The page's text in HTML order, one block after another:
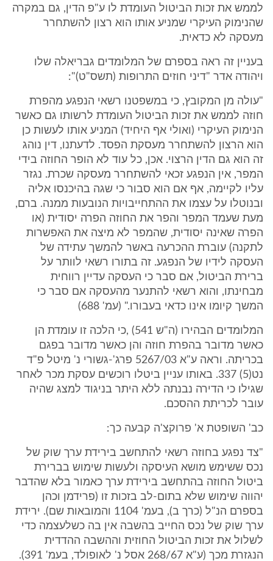
לממש את זכות הביטול העומדת לו ע"פ הדין, גם במקרה
שהנימוק העיקרי שמניע אותו הוא רצון להשתחרר
מעסקה לא כדאית.
בעניין זה ראה בספרם של המלומדים גבריאלה שלו
ויהודה אדר "דיני חוזים התרופות (תשס"ט)":
"עולה מן המקובץ, כי במשפטנו רשאי הנפגע מהפרת
חוזה לממש את זכות הביטול העומדת לרשותו גם כאשר
הנימוק העיקרי (ואולי אף היחיד) המניע אותו לעשות כן
הוא הרצון להשתחרר מעסקת הפסד. לדעתנו, דין נוהג
זה הוא גם הדין הרצוי. אכן, כל עוד לא הופר החוזה בידי
המפר, אין הנפגע זכאי להשתחרר מעסקה שכרת. נגזר
עליו לקיימה, אף אם הוא סבור כי שגה בהיכנסו אליה
ובנוטלו על עצמו את ההתחייבויות הנובעות ממנה. ברם,
מעת שעמד המפר והפר את החוזה הפרה יסודית (או
הפרה שאינה יסודית, שהמפר לא מיצה את האפשרות
לתקנה) עוברת ההכרעה באשר להמשך עתידה של
העסקה לידיו של הנפגע. זה בתורו רשאי לוותר על
ברירת הביטול, אם סבר כי העסקה עדיין רווחית
מבחינתו, והוא רשאי להתנער מהעסקה אם סבר כי
המשך קיומו אינו כדאי בעבורו." (עמ' 688)
המלומדים הבהירו (ה"ש 541) ,כי הלכה זו עומדת הן
כאשר מדובר בהפרת חוזה והן כאשר מדובר בפגם
בכריתה. וראה ע"א 5267/03 פרג'-גשורי נ' מיטל פ"ד
נט(5) 337. באותו עניין ביטלו רוכשים עסקת מכר לאחר
שגילו כי הדירה נבנתה ללא היתר בניגוד למצג שהיה
עובר לכריתת ההסכם.
כב' השופטת א' פרוקצ'ה קבעה כך:
"צד נפגע בחוזה רשאי להתחשב בירידת ערך שוק של
נכס ששימש מושא העיסקה ולעשות שימוש בברירת
ביטול החוזה בהתחשב בירידת ערך כאמור בלא שהדבר
יהווה שימוש שלא בתום-לב בזכות זו (פרידמן וכהן
בספרם הנ"ל (כרך ב), בעמ' 1104 והמובאות שם). ירידת
ערך שוק של נכס החייב בהשבה אין בה כשלעצמה כדי
לשלול את זכות הביטול החוזית וההשבה ההדדית
הנגזרת מכך (ע"א 268/67 אסל נ' לאופולד, בעמ' 391).